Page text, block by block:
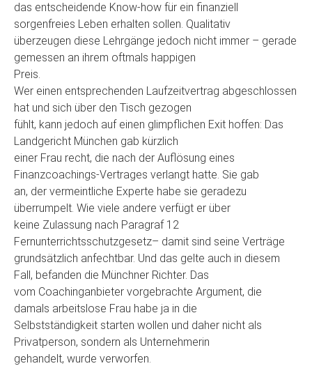
das entscheidende Know-how für ein finanziell
sorgenfreies Leben erhalten sollen. Qualitativ
überzeugen diese Lehrgänge jedoch nicht immer – gerade
gemessen an ihrem oftmals happigen
Preis.
Wer einen entsprechenden Laufzeitvertrag abgeschlossen
hat und sich über den Tisch gezogen
fühlt, kann jedoch auf einen glimpflichen Exit hoffen: Das
Landgericht München gab kürzlich
einer Frau recht, die nach der Auflösung eines
Finanzcoachings-Vertrages verlangt hatte. Sie gab
an, der vermeintliche Experte habe sie geradezu
überrumpelt. Wie viele andere verfügt er über
keine Zulassung nach Paragraf 12
Fernunterrichtsschutzgesetz– damit sind seine Verträge
grundsätzlich anfechtbar. Und das gelte auch in diesem
Fall, befanden die Münchner Richter. Das
vom Coachinganbieter vorgebrachte Argument, die
damals arbeitslose Frau habe ja in die
Selbstständigkeit starten wollen und daher nicht als
Privatperson, sondern als Unternehmerin
gehandelt, wurde verworfen.